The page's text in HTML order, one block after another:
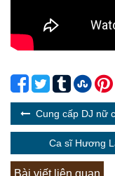
Cung cấp DJ nữ
Ca sĩ Hương
Bài viết liên quan